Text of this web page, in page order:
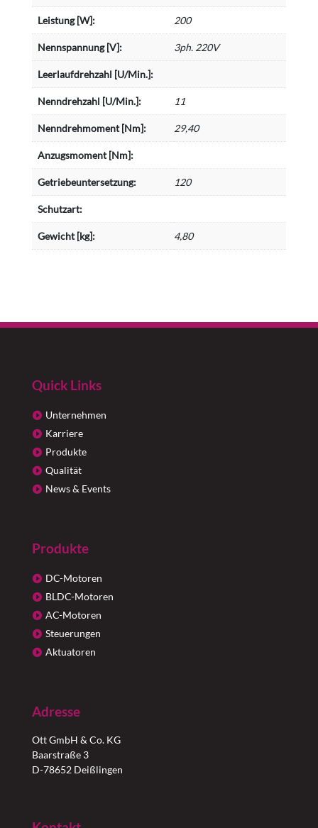
Leistung [W]: 200
Nennspannung [V]: 3ph. 220V
Leerlaufdrehzahl [U/Min.]:
Nenndrehzahl [U/Min.]: 11
Nenndrehmoment [Nm]: 29,40
Anzugsmoment [Nm]:
Getriebeuntersetzung: 120
Schutzart:
Gewicht [kg]: 4,80
Quick Links
Unternehmen
Karriere
Produkte
Qualität
News & Events
Produkte
DC-Motoren
BLDC-Motoren
AC-Motoren
Steuerungen
Aktuatoren
Adresse
Ott GmbH & Co. KG
Baarstraße 3
D-78652 Deißlingen